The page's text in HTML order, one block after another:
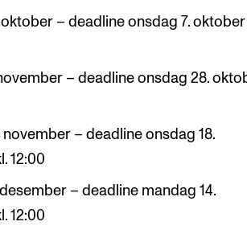
oktober – deadline onsdag 7. oktober
– deadline onsdag 28.
november – deadline onsdag 18.
12:00
desember – deadline mandag 14.
12:00